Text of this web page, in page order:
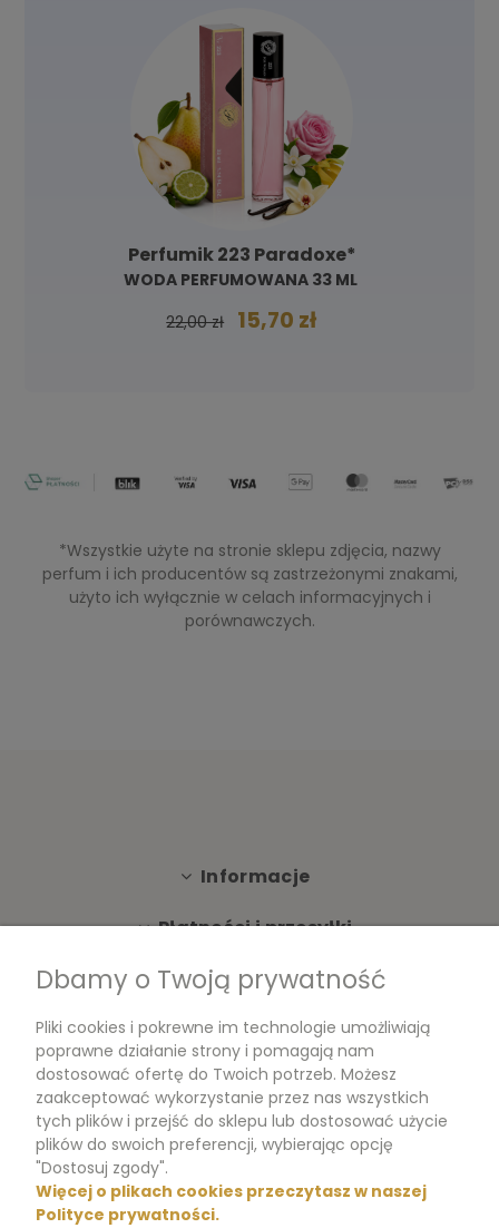
Perfumik 223 Paradoxe*
WODA PERFUMOWANA 33 ML
22,00 zł
15,70 zł
*Wszystkie użyte na stronie sklepu zdjęcia, nazwy
perfum i ich producentów są zastrzeżonymi znakami,
użyto ich wyłącznie w celach informacyjnych i
porównawczych.
Informacje
Płatności i przesyłki
Moje konto
Dokumenty
m.me/perfumikpl
+48 570 704 000
Dbamy o Twoją prywatność
Pliki cookies i pokrewne im technologie umożliwiają
poprawne działanie strony i pomagają nam
dostosować ofertę do Twoich potrzeb. Możesz
zaakceptować wykorzystanie przez nas wszystkich
tych plików i przejść do sklepu lub dostosować użycie
plików do swoich preferencji, wybierając opcję
"Dostosuj zgody".
Więcej o plikach cookies przeczytasz w naszej
Polityce prywatności.